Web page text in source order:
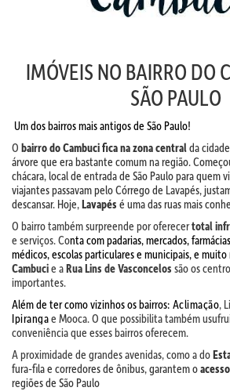
IMÓVEIS NO BAIRRO DO
SÃO PAULO
Um dos bairros mais antigos de São Paulo!
O bairro do Cambucifica na zona centralda
árvore que era bastante comum na região.
chácara, local de entrada de São Paulo para quem
viajantes passavam pelo Córrego de Lavapés,
descansar. Hoje,Lavapés é uma das ruas mais
O bairro também surpreende por oferecertotal
e serviços. Conta com padarias, mercados,
médicos, escolas particulares e municipais, e muito
Cambucie aRua Lins de Vasconcelos são os
importantes.
Além de ter como vizinhos os bairros: Aclimação,
Ipirangae Mooca. O que possibilita também
conveniência que esses bairros oferecem.
A proximidade de grandes avenidas, como a do
fura-fila e corredores de ônibus, garantem o
regiões de São Paulo